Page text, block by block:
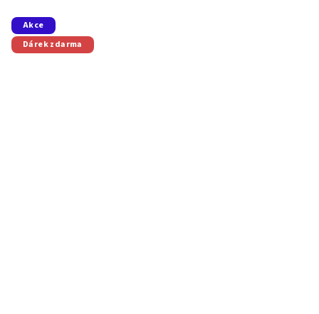
Akce
Dárek zdarma